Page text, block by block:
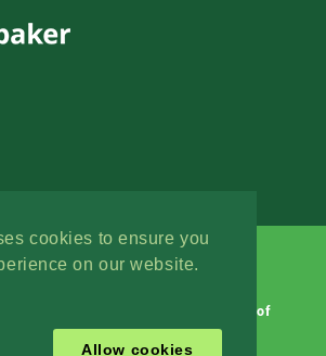
cookies to ensure you
on our website.
Allow cookies
Terms of